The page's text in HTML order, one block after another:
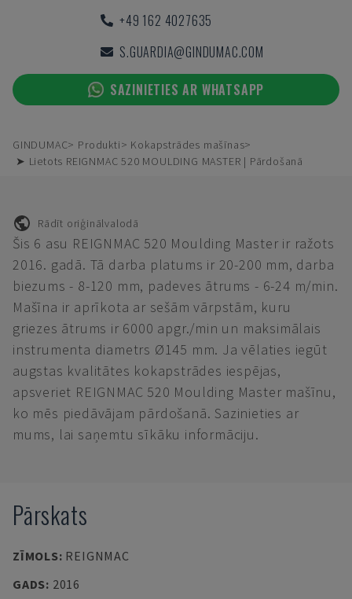
+49 162 4027635
S.GUARDIA@GINDUMAC.COM
SAZINIETIES AR WHATSAPP
GINDUMAC Produkti
Kokapstrādes mašīnas
➤ Lietots REIGNMAC 520 MOULDING MASTER | Pārdošanā
Rādīt oriģinālvalodā
Šis 6 asu REIGNMAC 520 Moulding Master ir ražots
2016. gadā. Tā darba platums ir 20-200 mm, darba
biezums - 8-120 mm, padeves ātrums - 6-24 m/min.
Mašīna ir aprīkota ar sešām vārpstām, kuru
griezes ātrums ir 6000 apgr./min un maksimālais
instrumenta diametrs Ø145 mm. Ja vēlaties iegūt
augstas kvalitātes kokapstrādes iespējas,
apsveriet REIGNMAC 520 Moulding Master mašīnu,
ko mēs piedāvājam pārdošanā. Sazinieties ar
mums, lai saņemtu sīkāku informāciju.
Pārskats
ZĪMOLS: REIGNMAC
GADS: 2016